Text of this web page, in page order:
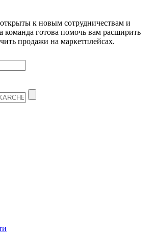
к новым сотрудничествам и
команда готова помочь вам расширить
продажи на маркетплейсах.